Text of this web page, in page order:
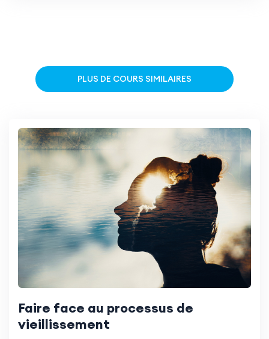
PLUS DE COURS SIMILAIRES
Faire face au processus de
vieillissement